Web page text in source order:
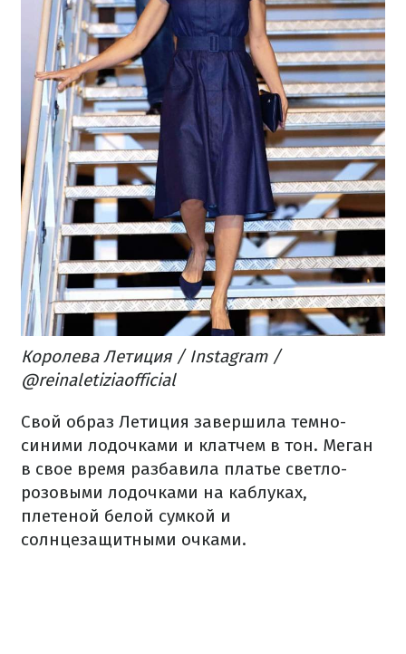
Королева Летиция / Instagram /
@reinaletiziaofficial
Свой образ Летиция завершила темно-
синими лодочками и клатчем в тон. Меган
в свое время разбавила платье светло-
розовыми лодочками на каблуках,
плетеной белой сумкой и
солнцезащитными очками.